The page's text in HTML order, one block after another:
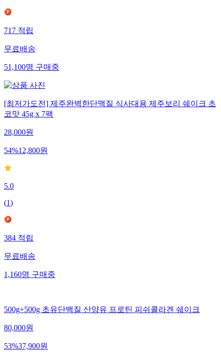
717적립
무료배송
51,100명구매중
[최저가도전] 제주완벽한단맥질 식사대용 제주보리 쉐이크 초
코맛 45g x 7팩
28,000원
54%12,800원
5.0
(1)
384적립
무료배송
1,160명구매중
500g+500g 초유단백질 산양유 프로틴 피쉬콜라겐 쉐이크
80,000원
53%37,900원